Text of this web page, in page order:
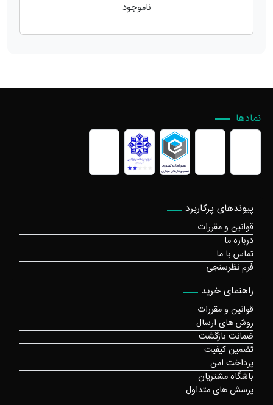
ناموجود
پیوندهای پرکاربرد
قوانین و مقررات
درباره ما
تماس با ما
فرم نظرسنجی
راهنمای خرید
قوانین و مقررات
روش های ارسال
ضمانت بازگشت
تضمین کیفیت
پرداخت امن
باشگاه مشتریان
پرسش های متداول
نمادها